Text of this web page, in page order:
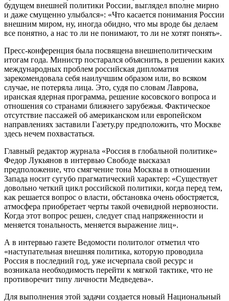
будущем внешней политики России, выглядел вполне мирно
и даже смущенно улыбался»: «Что касается понимания России
внешним миром, ну, иногда обидно, что мы вроде бы делаем
все понятно, а нас то ли не понимают, то ли не хотят понять».
Пресс-конференция была посвящена внешнеполитическим
итогам года. Министр постарался объяснить, в решении каких
международных проблем российская дипломатия
зарекомендовала себя наилучшим образом или, во всяком
случае, не потеряла лица. Это, судя по словам Лаврова,
иранская ядерная программа, решение косовского вопроса и
отношения со странами ближнего зарубежья. Фактическое
отсутствие пассажей об американском или европейском
направлениях заставили Газету.ру предположить, что Москве
здесь нечем похвастаться.
Главный редактор журнала «Россия в глобальной политике»
Федор Лукьянов в интервью Свободе высказал
предположение, что смягчение тона Москвы в отношении
Запада носит сугубо прагматический характер: «Существует
довольно четкий цикл российской политики, когда перед тем,
как решается вопрос о власти, обстановка очень обостряется,
атмосфера приобретает черты такой очевидной нервозности.
Когда этот вопрос решен, следует спад напряженности и
меняется тональность, меняется выражение лиц».
А в интервью газете Ведомости политолог отметил что
«наступательная внешняя политика, которую проводила
Россия в последний год, уже исчерпала свой ресурс и
возникала необходимость перейти к мягкой тактике, что не
противоречит типу личности Медведева».
Для выполнения этой задачи создается новый Национальный